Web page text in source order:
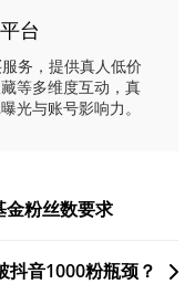
台
务，提供真人低价
等多维度互动，真
光与账号影响力。
粉丝数要求
抖音1000粉瓶颈？